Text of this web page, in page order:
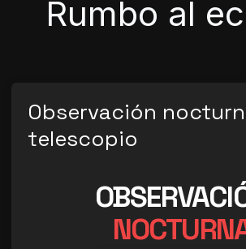
Rumbo al
Observación
telescopio